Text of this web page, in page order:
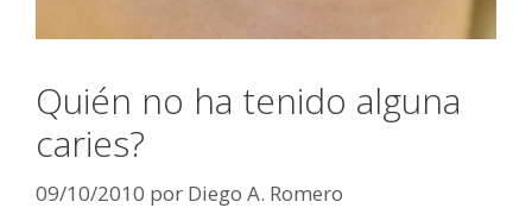
Quién no ha tenido alguna
caries?
09/10/2010 por Diego A. Romero